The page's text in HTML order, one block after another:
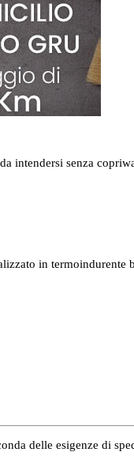
intendersi senza
in
delle esigenze di